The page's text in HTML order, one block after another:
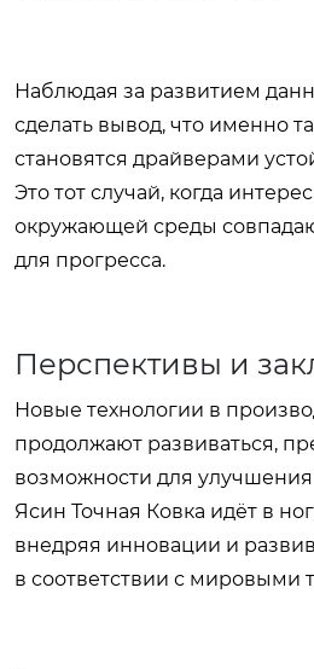
Наблюдая за развитием
сделать вывод, что именно
становятся драйверами
Это тот случай, когда
окружающей среды
для прогресса.
Перспективы и
Новые технологии в
продолжают развиваться,
возможности для улучшения
Ясин Точная Ковка идёт в
внедряя инновации и
в соответствии с мировыми